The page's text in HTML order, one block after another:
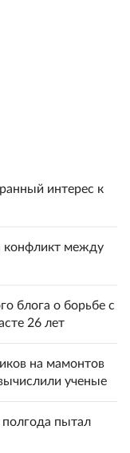
интерес к
конфликт между
блога о борьбе с
26 лет
на мамонтов
ученые
пытал